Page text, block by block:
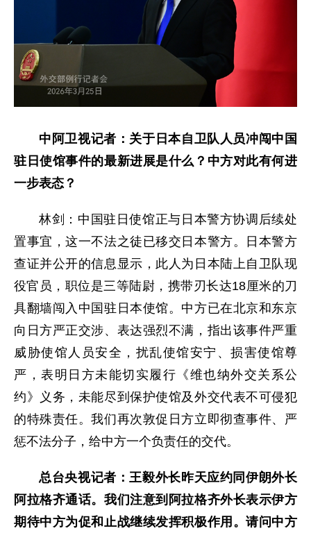
中阿卫视记者：关于日本自卫队人员冲闯中国
驻日使馆事件的最新进展是什么？中方对此有何进
一步表态？
林剑：中国驻日使馆正与日本警方协调后续处
置事宜，这一不法之徒已移交日本警方。日本警方
查证并公开的信息显示，此人为日本陆上自卫队现
役官员，职位是三等陆尉，携带刃长达18厘米的刀
具翻墙闯入中国驻日本使馆。中方已在北京和东京
向日方严正交涉、表达强烈不满，指出该事件严重
威胁使馆人员安全，扰乱使馆安宁、损害使馆尊
严，表明日方未能切实履行《维也纳外交关系公
约》义务，未能尽到保护使馆及外交代表不可侵犯
的特殊责任。我们再次敦促日方立即彻查事件、严
惩不法分子，给中方一个负责任的交代。
总台央视记者：王毅外长昨天应约同伊朗外长
阿拉格齐通话。我们注意到阿拉格齐外长表示伊方
期待中方为促和止战继续发挥积极作用。请问中方